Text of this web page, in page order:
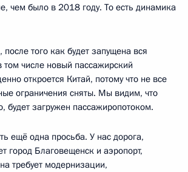
чем было в 2018 году. То есть динамика
после того как будет запущена вся
том числе новый пассажирский
откроется Китай, потому что не все
ограничения сняты. Мы видим, что
будет загружен пассажиропотоком.
ещё одна просьба. У нас дорога,
город Благовещенск и аэропорт,
требует модернизации,